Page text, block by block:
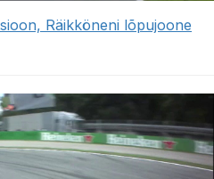
Räikköneni lõpujoone